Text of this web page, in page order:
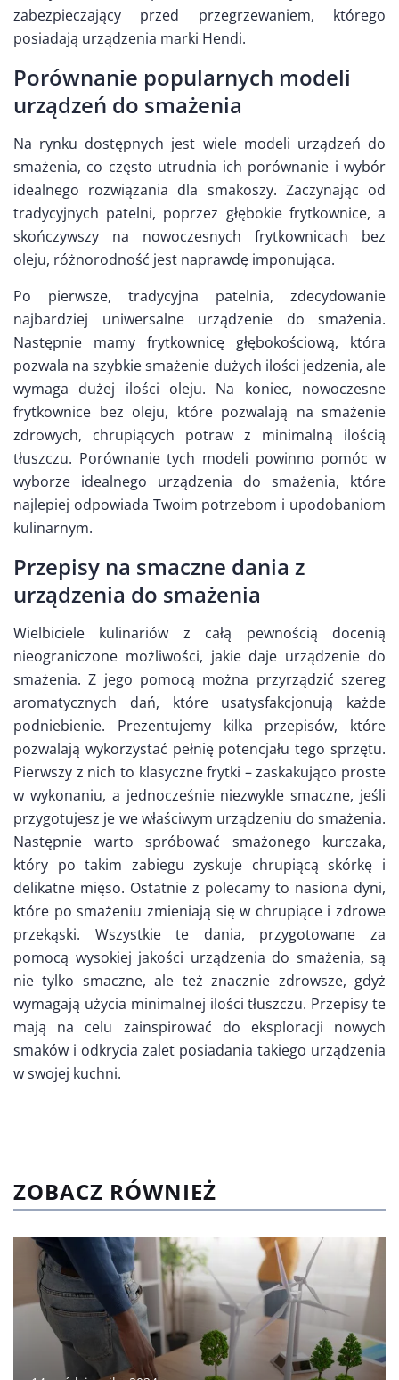
zabezpieczający przed przegrzewaniem, którego
posiadają urządzenia marki Hendi.
Porównanie popularnych modeli
urządzeń do smażenia
Na rynku dostępnych jest wiele modeli urządzeń do
smażenia, co często utrudnia ich porównanie i wybór
idealnego rozwiązania dla smakoszy. Zaczynając od
tradycyjnych patelni, poprzez głębokie frytkownice, a
skończywszy na nowoczesnych frytkownicach bez
oleju, różnorodność jest naprawdę imponująca.
Po pierwsze, tradycyjna patelnia, zdecydowanie
najbardziej uniwersalne urządzenie do smażenia.
Następnie mamy frytkownicę głębokościową, która
pozwala na szybkie smażenie dużych ilości jedzenia, ale
wymaga dużej ilości oleju. Na koniec, nowoczesne
frytkownice bez oleju, które pozwalają na smażenie
zdrowych, chrupiących potraw z minimalną ilością
tłuszczu. Porównanie tych modeli powinno pomóc w
wyborze idealnego urządzenia do smażenia, które
najlepiej odpowiada Twoim potrzebom i upodobaniom
kulinarnym.
Przepisy na smaczne dania z
urządzenia do smażenia
Wielbiciele kulinariów z całą pewnością docenią
nieograniczone możliwości, jakie daje urządzenie do
smażenia. Z jego pomocą można przyrządzić szereg
aromatycznych dań, które usatysfakcjonują każde
podniebienie. Prezentujemy kilka przepisów, które
pozwalają wykorzystać pełnię potencjału tego sprzętu.
Pierwszy z nich to klasyczne frytki – zaskakująco proste
w wykonaniu, a jednocześnie niezwykle smaczne, jeśli
przygotujesz je we właściwym urządzeniu do smażenia.
Następnie warto spróbować smażonego kurczaka,
który po takim zabiegu zyskuje chrupiącą skórkę i
delikatne mięso. Ostatnie z polecamy to nasiona dyni,
które po smażeniu zmieniają się w chrupiące i zdrowe
przekąski. Wszystkie te dania, przygotowane za
pomocą wysokiej jakości urządzenia do smażenia, są
nie tylko smaczne, ale też znacznie zdrowsze, gdyż
wymagają użycia minimalnej ilości tłuszczu. Przepisy te
mają na celu zainspirować do eksploracji nowych
smaków i odkrycia zalet posiadania takiego urządzenia
w swojej kuchni.
ZOBACZ RÓWNIEŻ